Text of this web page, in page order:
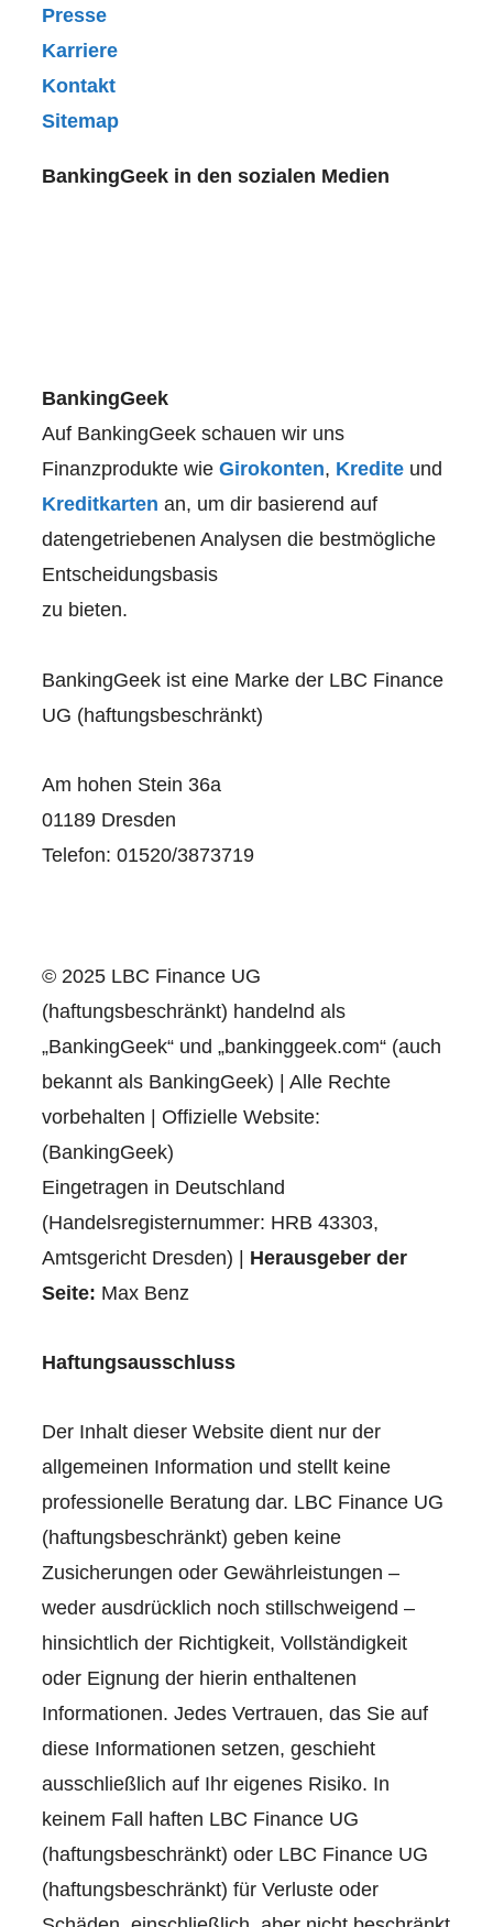
Presse
Karriere
Kontakt
Sitemap
BankingGeek in den sozialen Medien
BankingGeek
Auf BankingGeek schauen wir uns
Finanzprodukte wie Girokonten, Kredite und
Kreditkarten an, um dir basierend auf
datengetriebenen Analysen die bestmögliche
Entscheidungsbasis
zu bieten.
BankingGeek ist eine Marke der LBC Finance
UG (haftungsbeschränkt)
Am hohen Stein 36a
01189 Dresden
Telefon: 01520/3873719
© 2025 LBC Finance UG
(haftungsbeschränkt) handelnd als
„BankingGeek“ und „bankinggeek.com“ (auch
bekannt als BankingGeek) | Alle Rechte
vorbehalten | Offizielle Website:
(BankingGeek)
Eingetragen in Deutschland
(Handelsregisternummer: HRB 43303,
Amtsgericht Dresden) | Herausgeber der
Seite: Max Benz
Haftungsausschluss
Der Inhalt dieser Website dient nur der
allgemeinen Information und stellt keine
professionelle Beratung dar. LBC Finance UG
(haftungsbeschränkt) geben keine
Zusicherungen oder Gewährleistungen –
weder ausdrücklich noch stillschweigend –
hinsichtlich der Richtigkeit, Vollständigkeit
oder Eignung der hierin enthaltenen
Informationen. Jedes Vertrauen, das Sie auf
diese Informationen setzen, geschieht
ausschließlich auf Ihr eigenes Risiko. In
keinem Fall haften LBC Finance UG
(haftungsbeschränkt) oder LBC Finance UG
(haftungsbeschränkt) für Verluste oder